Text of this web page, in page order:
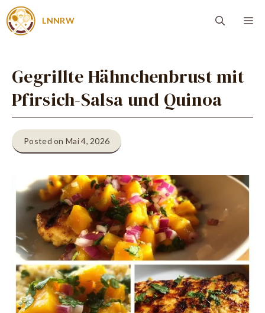
Zum
Inhalt
LNNRW
Gegrillte Hähnchenbrust mit
Pfirsich-Salsa und Quinoa
Posted on Mai 4, 2026